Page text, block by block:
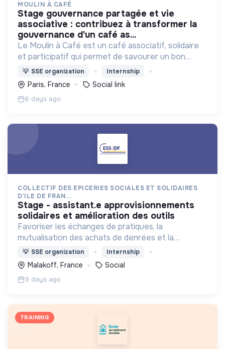
MOULIN À CAFÉ
stage gouvernance partagée et vie
associative : contribuez à transformer la
gouvernance d'un café as...
Le Moulin à Café est un café associatif, solidaire
et participatif qui permet de savourer un bon
repas, boire un verre, discuter, jouer aux échecs,
profiter des spectacles, devenir bénévole…
💡 SSE organization Internship
Paris, France Social link
6 days ago
COLLECTIF DES EPICERIES SOCIALES ET SOLIDAIRES
D'ILE DE FRAN...
stage - assistant.e approvisionnements
solidaires et amélioration des outils
Favoriser les échanges de pratiques, la
mutualisation des achats de denrées et la
représentation des épiceries sociales et solidaires
en Ile de France.
💡 SSE organization Internship
Malakoff, France Social
9 days ago
TRAINING